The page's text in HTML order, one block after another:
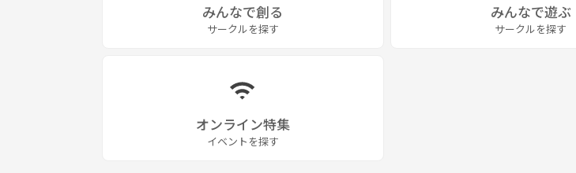
みんなで創る
サークルを探す
みんなで遊ぶ
サークルを探す
オンライン特集
イベントを探す